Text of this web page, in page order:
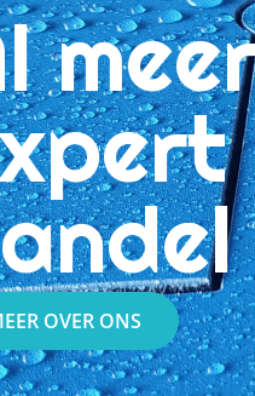
OVER ONS